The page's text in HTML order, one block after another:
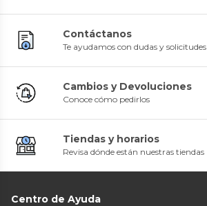
Contáctanos
Te ayudamos con dudas y solicitudes
Cambios y Devoluciones
Conoce cómo pedirlos
Tiendas y horarios
Revisa dónde están nuestras tiendas
Centro de Ayuda